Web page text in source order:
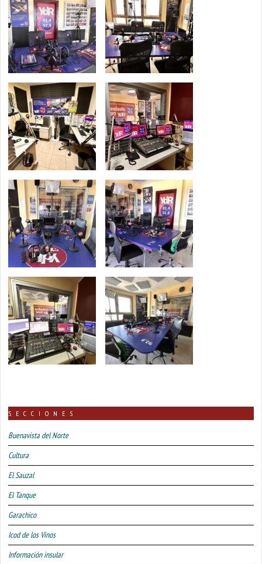
SECCIONES
Buenavista del Norte
Cultura
El Sauzal
El Tanque
Garachico
Icod de los Vinos
Información insular